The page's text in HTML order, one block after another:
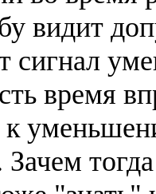
видит
сигнал
время
к
Зачем